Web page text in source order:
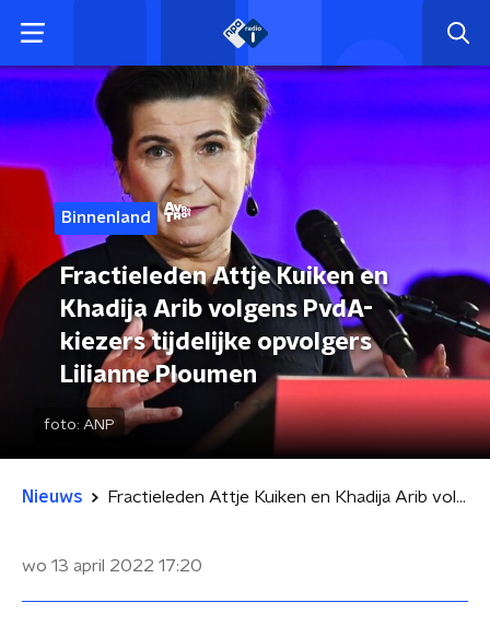
Binnenland
Fractieleden Attje Kuiken en
Khadija Arib volgens PvdA-
kiezers tijdelijke opvolgers
Lilianne Ploumen
foto: ANP
Nieuws Fractieleden Attje Kuiken en Khadija Arib volgens PvdA-kiezers tijdelijke opvolgers Lilianne Ploumen
wo 13 april 2022 17:20